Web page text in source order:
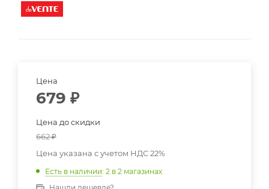
Цена
679 ₽
Цена до скидки
662₽
Цена указана с учетом НДС 22%
Есть в наличии: 2 в 2 магазинах